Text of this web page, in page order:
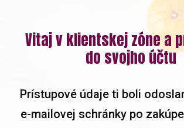
Vitaj v klientskej zóne a
do svojho účtu
Prístupové údaje ti boli
e-mailovej schránky po